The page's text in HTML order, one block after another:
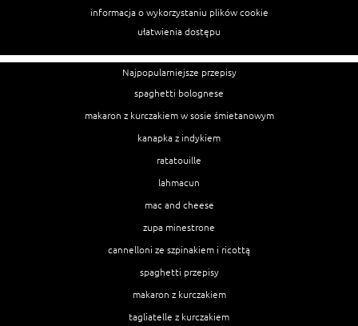
informacja o wykorzystaniu plików cookie
ułatwienia dostępu
Najpopularniejsze przepisy
spaghetti bolognese
makaron z kurczakiem w sosie śmietanowym
kanapka z indykiem
ratatouille
lahmacun
mac and cheese
zupa minestrone
cannelloni ze szpinakiem i ricottą
spaghetti przepisy
makaron z kurczakiem
tagliatelle z kurczakiem